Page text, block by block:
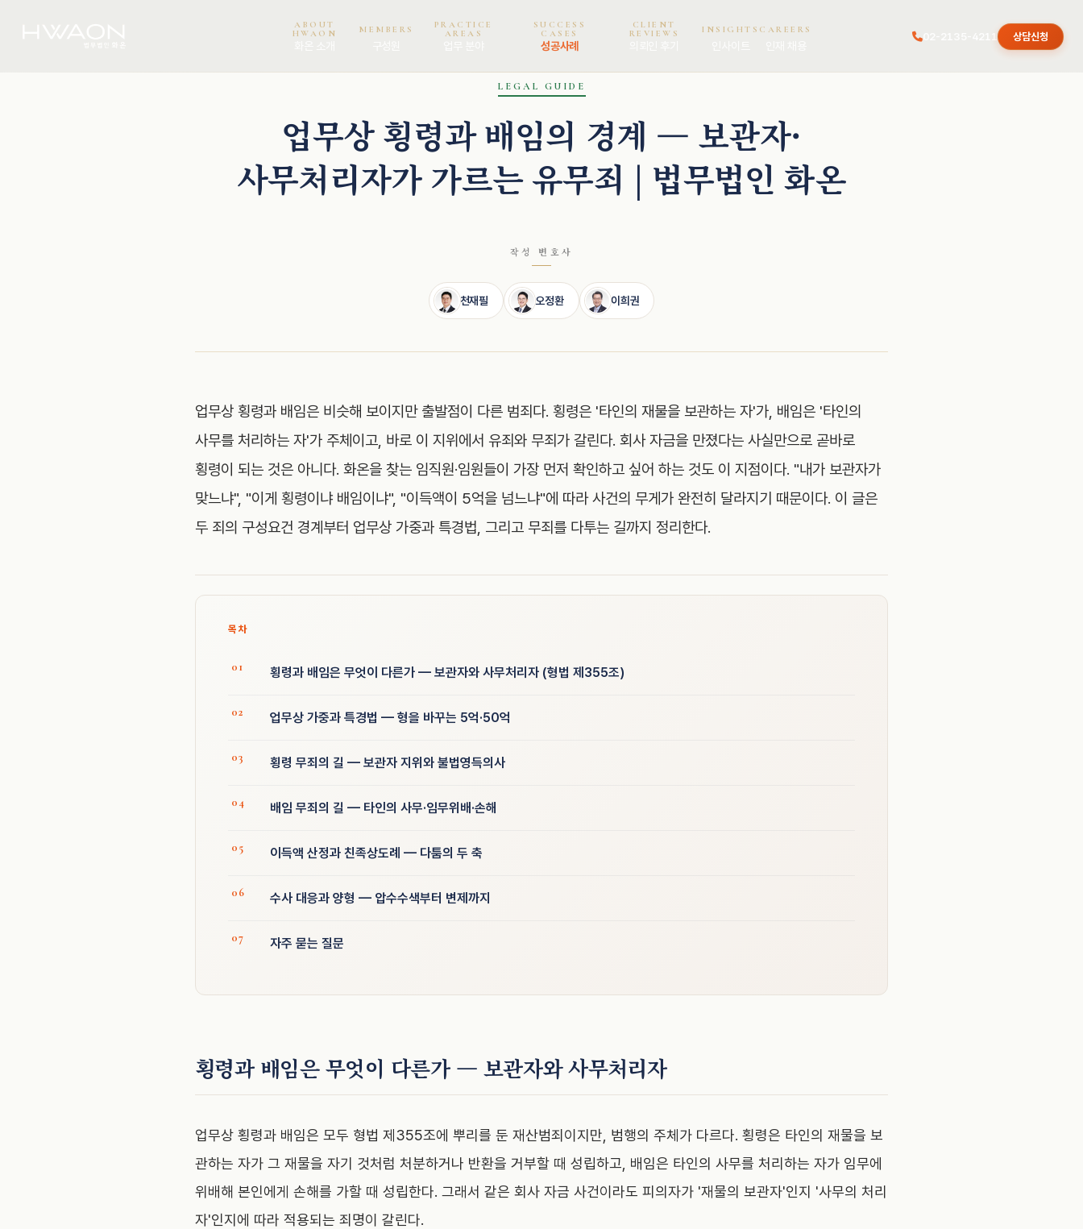
ABOUT
HWAON
MEMBERS
PRACTICE
AREAS
SUCCESS
CASES
성공사례
CLIENT
REVIEWS
INSIGHTS CAREERS
02-2135-4211 상담신청
LEGAL GUIDE
업무상 횡령과 배임의 경계 — 보관자·
사무처리자가 가르는 유무죄 | 법무법인 화온
작성 변호사
천재필 오정환 이희권
업무상 횡령과 배임은 비슷해 보이지만 출발점이 다른 범죄다. 횡령은 '타인의 재물을 보관하는 자'가, 배임은 '타인의
사무를 처리하는 자'가 주체이고, 바로 이 지위에서 유죄와 무죄가 갈린다. 회사 자금을 만졌다는 사실만으로 곧바로
횡령이 되는 것은 아니다. 화온을 찾는 임직원·임원들이 가장 먼저 확인하고 싶어 하는 것도 이 지점이다. "내가 보관자가
맞느냐", "이게 횡령이냐 배임이냐", "이득액이 5억을 넘느냐"에 따라 사건의 무게가 완전히 달라지기 때문이다. 이 글은
두 죄의 구성요건 경계부터 업무상 가중과 특경법, 그리고 무죄를 다투는 길까지 정리한다.
목차
횡령과 배임은 무엇이 다른가 — 보관자와 사무처리자 (형법 제355조)
업무상 가중과 특경법 — 형을 바꾸는 5억·50억
횡령 무죄의 길 — 보관자 지위와 불법영득의사
배임 무죄의 길 — 타인의 사무·임무위배·손해
이득액 산정과 친족상도례 — 다툼의 두 축
수사 대응과 양형 — 압수수색부터 변제까지
자주 묻는 질문
횡령과 배임은 무엇이 다른가 — 보관자와 사무처리자
업무상 횡령과 배임은 모두 형법 제355조에 뿌리를 둔 재산범죄이지만, 범행의 주체가 다르다. 횡령은 타인의 재물을 보
관하는 자가 그 재물을 자기 것처럼 처분하거나 반환을 거부할 때 성립하고, 배임은 타인의 사무를 처리하는 자가 임무에
위배해 본인에게 손해를 가할 때 성립한다. 그래서 같은 회사 자금 사건이라도 피의자가 '재물의 보관자'인지 '사무의 처리
자'인지에 따라 적용되는 죄명이 갈린다.